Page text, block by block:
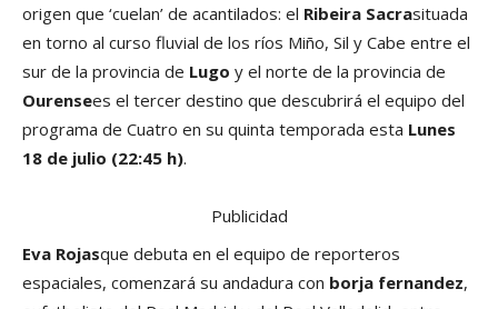
origen que ‘cuelan’ de acantilados: el Ribeira Sacrasituada
en torno al curso fluvial de los ríos Miño, Sil y Cabe entre el
sur de la provincia de Lugo y el norte de la provincia de
Ourensees el tercer destino que descubrirá el equipo del
programa de Cuatro en su quinta temporada esta Lunes
18 de julio (22:45 h).
Publicidad
Eva Rojasque debuta en el equipo de reporteros
espaciales, comenzará su andadura con borja fernandez,